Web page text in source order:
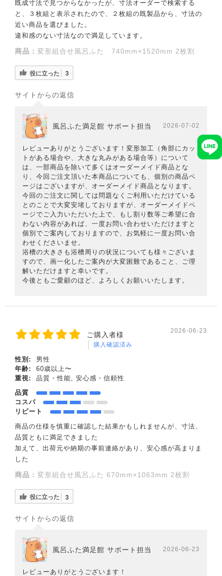
既成寸法で見つからなかったが、寸法オーダーで検索する
と、３枚組と表示されたので、２枚組の既製品から、寸法の
近い商品を選びました。
違和感のない寸法なので満足しています。
商品： 変形組合せ風呂ふた 740mm×1520mm 2枚割
役に立った 3
サイトからの返信
風呂ふた満足館 サポート担当 2026-07-02
レビューありがとうございます！変形加工（角部にカッ
トがある場合や、大きな丸みがある場合等）について
は、一部商品を除いて多くはオーダーメイド商品とな
り、今回ご注文頂いた本商品についても、個別の商品ペ
ージはございますが、オーダーメイド商品となります。
今回のご注文に関しては問題なくご利用いただけている
とのことで大変安堵しておりますが、オーダーメイドペ
ージでご入力いただいた上で、もし割り数等ご希望に合
わない内容があれば、一度お問い合わせいただけますと
個別でご案内しておりますので、お気軽に一度お問い合
わせくださいませ。
浴槽の大きさも浴槽周りの状況についても様々ございま
すので、画一化したご案内が大変困難であること、ご理
解いただけますと幸いです。
今後ともご愛顧のほど、よろしくお願いいたします。
ご購入者様
購入確認済み
2026-06-23
性別:
男性
年齢:
60歳以上〜
重視:
品質・性能, 安心感・信頼性
品質
コスパ
リピート
商品の仕様を慎重に確認した結果かもしれませんが、寸法、
品質ともに満足できました
加えて、出荷元や納期の事前連絡があり、安心感が高まりま
した
商品： 変形組合せ風呂ふた 670mm×1063mm 2枚割
役に立った 3
サイトからの返信
風呂ふた満足館 サポート担当 2026-06-23
レビューありがとうございます！